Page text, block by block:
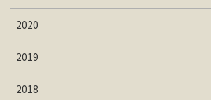
2020
2019
2018